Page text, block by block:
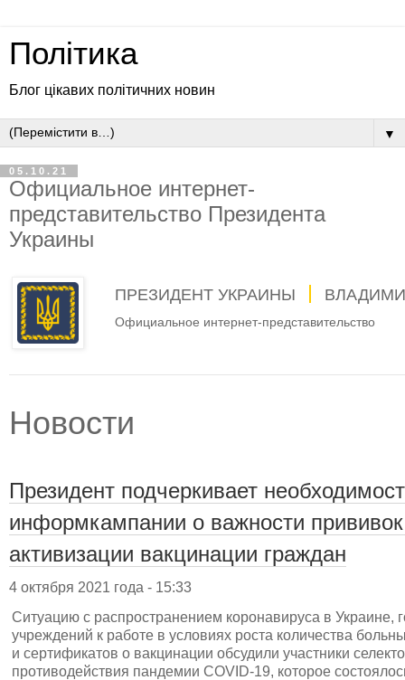
Політика
Блог цікавих політичних новин
▼
05.10.21
Официальное интернет-
представительство Президента
Украины
ПРЕЗИДЕНТ УКРАИНЫ
Официальное интернет-представительство
Новости
Президент подчеркивает
информкампании о важности
активизации вакцинации граждан
4 октября 2021 года - 15:33
Ситуацию с распространением коронавируса в Украине,
учреждений к работе в условиях роста количества
и сертификатов о вакцинации обсудили участники
противодействия пандемии COVID-19, которое